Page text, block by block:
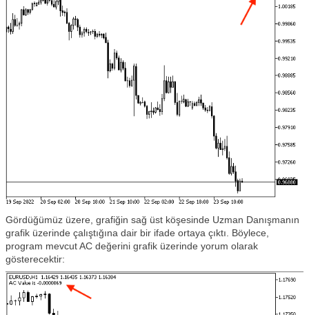
Gördüğümüz üzere, grafiğin sağ üst köşesinde Uzman Danışmanın
grafik üzerinde çalıştığına dair bir ifade ortaya çıktı. Böylece,
program mevcut AC değerini grafik üzerinde yorum olarak
gösterecektir: